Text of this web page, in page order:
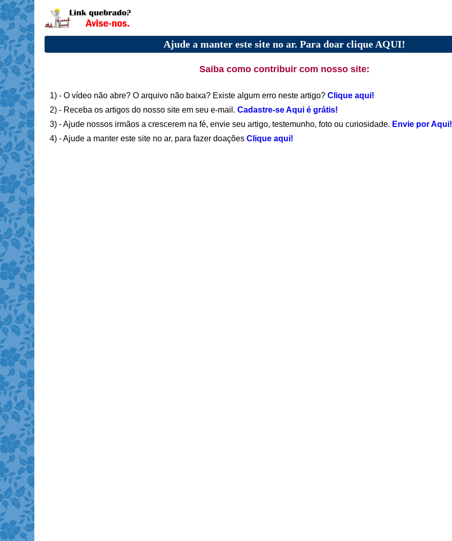
Ajude a manter este site no ar. Para doar clique AQUI!
Saiba como contribuir com nosso site:
1) - O vídeo não abre? O arquivo não baixa? Existe algum erro neste artigo? Clique aqui!
2) - Receba os artigos do nosso site em seu e-mail. Cadastre-se Aqui é grátis!
3) - Ajude nossos irmãos a crescerem na fé, envie seu artigo, testemunho, foto ou curiosidade. Envie por Aqui!
4) - Ajude a manter este site no ar, para fazer doações Clique aqui!